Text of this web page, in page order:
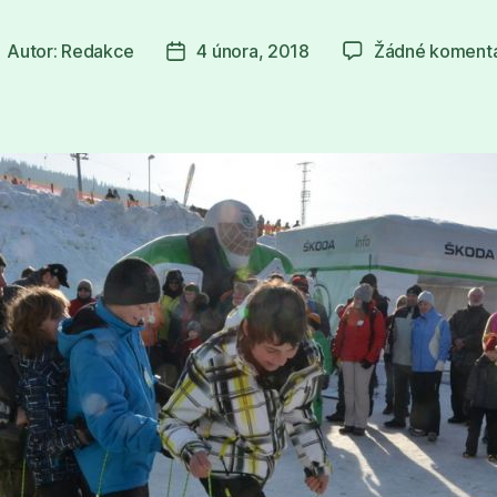
Autor: Redakce
Datum
4 února, 2018 Žádné